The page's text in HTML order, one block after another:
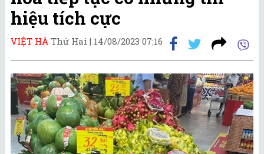
hiệu tích cực
VIỆT HÀ Thứ Hai | 14/08/2023 07:16